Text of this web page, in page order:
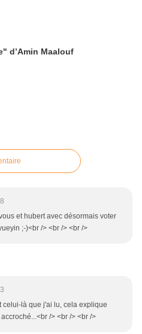
d’Amin Maalouf
et hubert avec désormais voter
;-)<br /> <br /> <br />
celui-là que j'ai lu, cela explique
/> <br /> <br />